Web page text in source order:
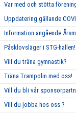
Var med och stötta
Uppdatering gällande
Information angående
Påsklovsläger i STG-hallen!
Vill du träna gymnastik?
Träna Trampolin med oss!
Vill du bli vår
Vill du jobba hos oss ?